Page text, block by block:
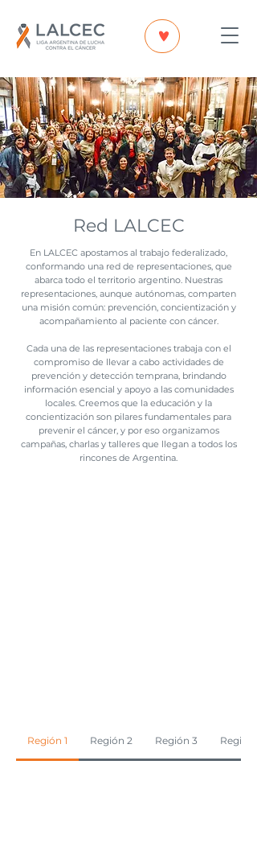
Red LALCEC
En LALCEC apostamos al trabajo federalizado,
conformando una red de representaciones, que
abarca todo el territorio argentino. Nuestras
representaciones, aunque autónomas, comparten
una misión común: prevención, concientización y
acompañamiento al paciente con cáncer.
Cada una de las representaciones trabaja con el
compromiso de llevar a cabo actividades de
prevención y detección temprana, brindando
información esencial y apoyo a las comunidades
locales. Creemos que la educación y la
concientización son pilares fundamentales para
prevenir el cáncer, y por eso organizamos
campañas, charlas y talleres que llegan a todos los
rincones de Argentina.
Región 1 Región 2 Región 3 Región 4